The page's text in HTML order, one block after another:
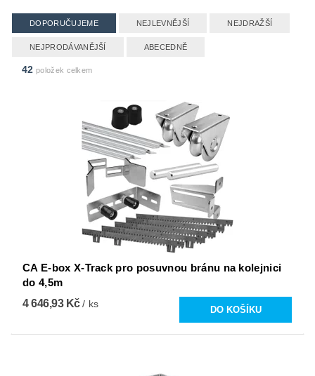
DOPORUČUJEME NEJLEVNĚJŠÍ NEJDRAŽŠÍ
NEJPRODÁVANĚJŠÍ ABECEDNĚ
42 položek celkem
CA E-box X-Track pro posuvnou bránu na kolejnici
do 4,5m
4 646,93 Kč/ ks